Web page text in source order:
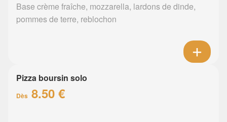
Base crème fraîche, mozzarella, lardons de dinde,
pommes de terre, reblochon
Pizza boursin solo
Dès 8.50 €